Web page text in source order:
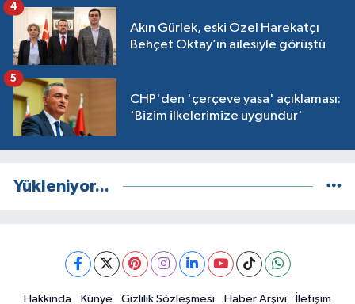
Akın Gürlek, eski Özel Harekatçı
Behçet Oktay’ın ailesiyle görüştü
4
CHP'den 'çerçeve yasa' açıklaması:
'Bizim ilkelerimize uygundur'
5
Yükleniyor...
Hakkında Künye Gizlilik Sözleşmesi Haber Arşivi İletişim